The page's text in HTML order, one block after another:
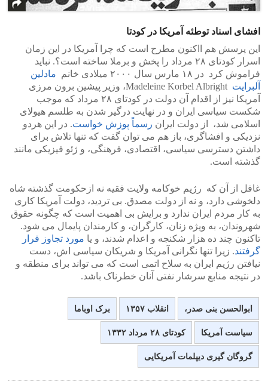
افشای اسناد توطئه آمریکا در کودتا
این پرسش هم ااکنون مطرح است که چرا آمریکا در این زمان
اسرار کودتای ۲۸ مرداد را پخش و برملا ساخته است؟. نباید
فراموش کرد در ۱۸ مارس سال ۲۰۰۰ میلادی خانم
مادلین
آلبرایت
Madeleine Korbel Albright، وزیر پیشین برون مرزی
آمریکا نیز از اقدام آن دولت در کودتای ۲۸ مرداد که موجب
شکست سیاسی ایران و در نهایت درگیر شدن به طلسم هیولای
اسلامی شد، از دولت ایران رسماً پوزش خواست. در این هردو
نزدیکی و افشاگری، باز هم می توان گفت که تنها تلاش برای
داشتن دسترسی سیاسی، اقتصادی، فرهنگی، و ژئو فیزیکی مانند
گذشته است.
غافل از آن که رژیم خوکامه ولایت فقیه نه ازحکومت گذشته شاه
دلخوشی دارد، و نه از دولت مصدق. بی تردید، دولت آمریکا کاری
به کار مردم ایران ندارد و برایش بی اهمیت است که چگونه حقوق
شهروندان، به ویژه زنان، کارگران، و کارمندان پایمال می شود.
تاکنون چند ده هزار شکنجه و اعدام شدند، و یا مورد تجاوز قرار
گرفتند. زیرا تنها نگرانی آمریکا و شریکان سیاسی اش، دست
نیافتن رژیم ایران به سلاح اتمی است که می تواند برای منطقه و
در نتیجه منابع سرشار نفتی آنان خطرناک باشد.
ابوالحسن بنی صدر، انقلاب ۱۳۵۷ برک اوباما
سیاست آمریکا کودتای ۲۸ مرداد ۱۳۳۲
گروگان گیری دیپلمات آمریکایی